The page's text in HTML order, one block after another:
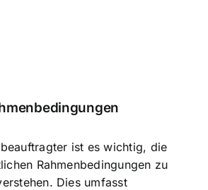
ist es wichtig, die
Rahmenbedingungen zu
Dies umfasst